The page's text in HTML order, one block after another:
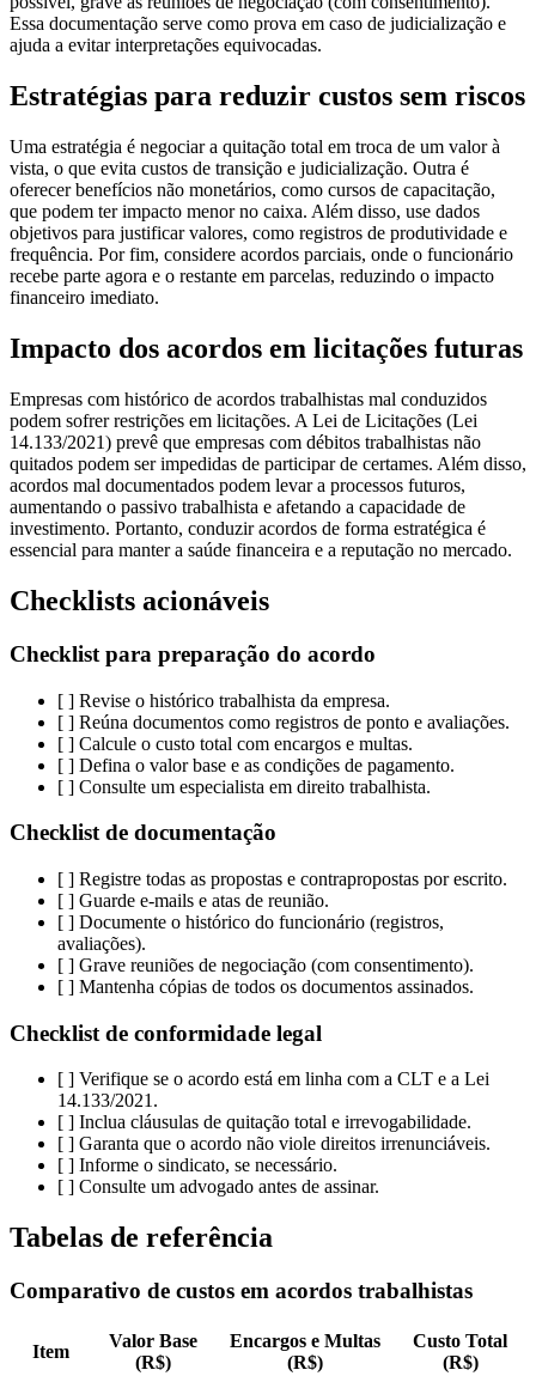
Essa documentação serve como prova em caso de judicialização e
ajuda a evitar interpretações equivocadas.
Estratégias para reduzir custos sem riscos
Uma estratégia é negociar a quitação total em troca de um valor à
vista, o que evita custos de transição e judicialização. Outra é
oferecer benefícios não monetários, como cursos de capacitação,
que podem ter impacto menor no caixa. Além disso, use dados
objetivos para justificar valores, como registros de produtividade e
frequência. Por fim, considere acordos parciais, onde o funcionário
recebe parte agora e o restante em parcelas, reduzindo o impacto
financeiro imediato.
Impacto dos acordos em licitações futuras
Empresas com histórico de acordos trabalhistas mal conduzidos
podem sofrer restrições em licitações. A Lei de Licitações (Lei
14.133/2021) prevê que empresas com débitos trabalhistas não
quitados podem ser impedidas de participar de certames. Além disso,
acordos mal documentados podem levar a processos futuros,
aumentando o passivo trabalhista e afetando a capacidade de
investimento. Portanto, conduzir acordos de forma estratégica é
essencial para manter a saúde financeira e a reputação no mercado.
Checklists acionáveis
Checklist para preparação do acordo
[ ] Revise o histórico trabalhista da empresa.
[ ] Reúna documentos como registros de ponto e avaliações.
[ ] Calcule o custo total com encargos e multas.
[ ] Defina o valor base e as condições de pagamento.
[ ] Consulte um especialista em direito trabalhista.
Checklist de documentação
[ ] Registre todas as propostas e contrapropostas por escrito.
[ ] Guarde e-mails e atas de reunião.
[ ] Documente o histórico do funcionário (registros,
avaliações).
[ ] Grave reuniões de negociação (com consentimento).
[ ] Mantenha cópias de todos os documentos assinados.
Checklist de conformidade legal
[ ] Verifique se o acordo está em linha com a CLT e a Lei
14.133/2021.
[ ] Inclua cláusulas de quitação total e irrevogabilidade.
[ ] Garanta que o acordo não viole direitos irrenunciáveis.
[ ] Informe o sindicato, se necessário.
[ ] Consulte um advogado antes de assinar.
Tabelas de referência
Comparativo de custos em acordos trabalhistas
Item
Valor Base
(R$)
Encargos e Multas
(R$)
Custo Total
(R$)